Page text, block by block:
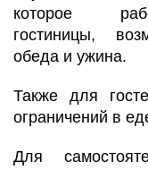
которое
гостиницы,
обеда и ужина.
Также для
ограничений в
Для